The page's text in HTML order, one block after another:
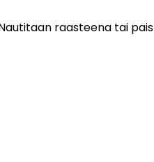
raasteena tai